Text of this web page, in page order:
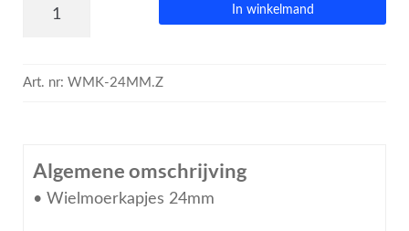
In winkelmand
Art. nr: WMK-24MM.Z
Algemene omschrijving
• Wielmoerkapjes 24mm